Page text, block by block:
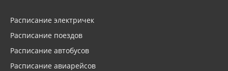
Расписание электричек
Расписание поездов
Расписание автобусов
Расписание авиарейсов